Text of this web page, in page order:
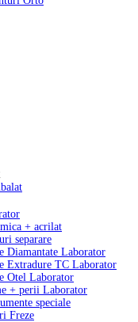
+ acrilat
separare
Diamantate Laborator
Extradure TC Laborator
Otel Laborator
+ perii Laborator
speciale
Freze